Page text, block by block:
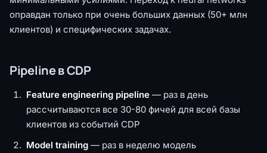
оправдан только при очень больших данных (50+ млн
клиентов) и специфических задачах.
Pipeline в CDP
Feature engineering pipeline — раз в день
рассчитываются все 30-80 фичей для всей базы
клиентов из событий CDP
Model training — раз в неделю модель